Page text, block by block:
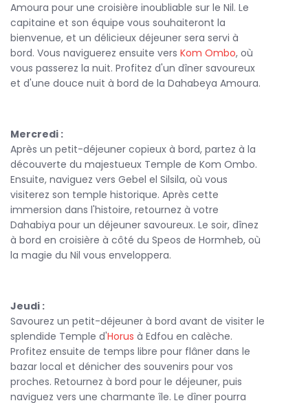
À bord, la gastronomie est un art. Les chefs de la
Dahabeya Amourapréparent des plats délicieux, allant
de la cuisine égyptienne traditionnelle aux spécialités
internationales. Chaque repas est un festin pour les sens,
préparé avec des ingrédients frais et locaux. Vous pourrez
Le rythme de la croisière permet une véritable
déconnexion. Vous pourrez vous détendre sur le pont,
profiter du soleil ou participer à des activités comme le
yoga ou des cours decuisine. Les soirées sont tout aussi
magiques, avec des dîners sous les étoiles et des
spectacles de musique traditionnelle.
En choisissant la
sur le Nil, vous optez pour une aventure unique alliant luxe,
culture et détente. Que ce soit pour une lune de miel, des
vacances en famille ou un voyage entre amis, cette
croisière promet des souvenirs impérissables. Plongez dans
l’histoire fascinante de l’Égypte tout en profitant d’un
confort inégalé à bord de cettedahabeya de luxe
Amoura pour une croisière inoubliable sur le Nil. Le
capitaine et son équipe vous souhaiteront la
bienvenue, et un délicieux déjeuner sera servi à
bord. Vous naviguerez ensuite vers Kom Ombo, où
vous passerez la nuit. Profitez d'un dîner savoureux
et d'une douce nuit à bord de la Dahabeya Amoura.
Mercredi :
Après un petit-déjeuner copieux à bord, partez à la
découverte du majestueux Temple de Kom Ombo.
Ensuite, naviguez vers Gebel el Silsila, où vous
visiterez son temple historique. Après cette
immersion dans l'histoire, retournez à votre
Dahabiya pour un déjeuner savoureux. Le soir, dînez
à bord en croisière à côté du Speos de Hormheb, où
la magie du Nil vous enveloppera.
Jeudi :
Savourez un petit-déjeuner à bord avant de visiter le
splendide Temple d'Horus à Edfou en calèche.
Profitez ensuite de temps libre pour flâner dans le
bazar local et dénicher des souvenirs pour vos
proches. Retournez à bord pour le déjeuner, puis
naviguez vers une charmante île. Le dîner pourra